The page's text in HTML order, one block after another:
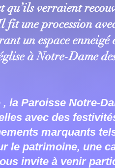
qu’ils verraient
fit une procession
un espace
à Notre-Dame
la Paroisse Notre-
avec des
marquants
le patrimoine, une
invite à venir